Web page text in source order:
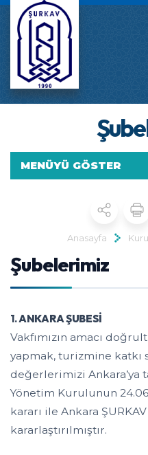
MENÜYÜ GÖSTER
Anasayfa
Şubelerimiz
1.ANKARA ŞUBESİ
Vakfımızın amacı
yapmak, turizmine katkı
değerlerimizi Ankara’ya
Yönetim Kurulunun
kararı ile Ankara
kararlaştırılmıştır.